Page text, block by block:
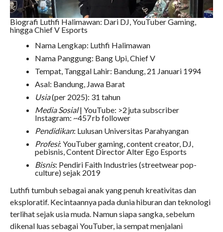
Biografi Luthfi Halimawan: Dari DJ, YouTuber Gaming,
hingga Chief V Esports
Nama Lengkap: Luthfi Halimawan
Nama Panggung: Bang Upi, Chief V
Tempat, Tanggal Lahir: Bandung, 21 Januari 1994
Asal: Bandung, Jawa Barat
Usia(per 2025): 31 tahun
Media Sosial| YouTube: >2 juta subscriber
Instagram: ~457 rb follower
Pendidikan: Lulusan Universitas Parahyangan
Profesi: YouTuber gaming, content creator, DJ,
pebisnis, Content Director Alter Ego Esports
Bisnis: Pendiri Faith Industries (streetwear pop-
culture) sejak 2019
Luthfi tumbuh sebagai anak yang penuh kreativitas dan
eksploratif. Kecintaannya pada dunia hiburan dan teknologi
terlihat sejak usia muda. Namun siapa sangka, sebelum
dikenal luas sebagai YouTuber, ia sempat menjalani